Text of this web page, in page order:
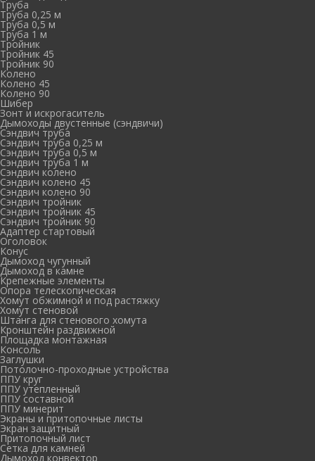
Труба
Труба 0,25 м
Труба 0,5 м
Труба 1 м
Тройник
Тройник 45
Тройник 90
Колено
Колено 45
Колено 90
Шибер
Зонт и искрогаситель
Дымоходы двустенные (сэндвичи)
Сэндвич труба
Сэндвич труба 0,25 м
Сэндвич труба 0,5 м
Сэндвич труба 1 м
Сэндвич колено
Сэндвич колено 45
Сэндвич колено 90
Сэндвич тройник
Сэндвич тройник 45
Сэндвич тройник 90
Адаптер стартовый
Оголовок
Конус
Дымоход чугунный
Дымоход в камне
Крепежные элементы
Опора телескопическая
Хомут обжимной и под растяжку
Хомут стеновой
Штанга для стенового хомута
Кронштейн раздвижной
Площадка монтажная
Консоль
Заглушки
Потолочно-проходные устройства
ППУ круг
ППУ утепленный
ППУ составной
ППУ минерит
Экраны и притопочные листы
Экран защитный
Притопочный лист
Сетка для камней
Дымоход конвектор